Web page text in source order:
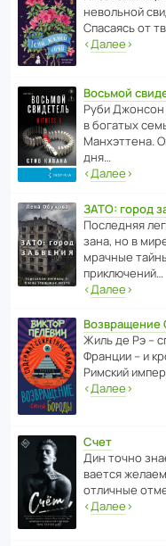
невольной
Спасаясь от
‹Далее›
Восьмой
Руби Джонсон
в богатых
Манх­эт­тена.
дня…
‹Далее›
ЗАТО: город
После­дняя
зана, но в
мрачные
приключений…
‹Далее›
Жиль де Рэ –
Франции – и
Римский
‹Далее›
Счет
Дин точно
ва­ется
отли­чные
‹Далее›